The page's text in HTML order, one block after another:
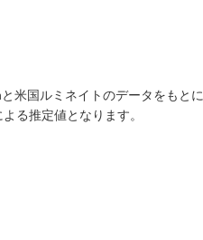
米国ルミネイトのデータをもとに
る推定値となります。